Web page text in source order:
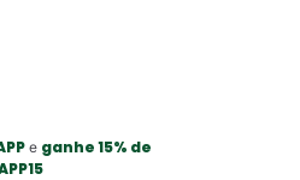
e ganhe 15% de